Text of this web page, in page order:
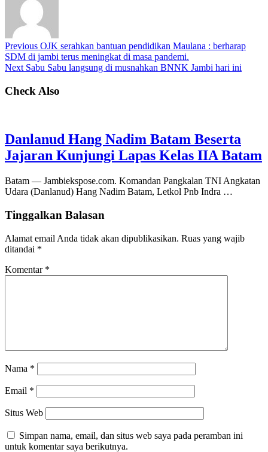
Previous OJK serahkan bantuan pendidikan Maulana : berharap
SDM di jambi terus meningkat di masa pandemi.
Next Sabu Sabu langsung di musnahkan BNNK Jambi hari ini
Check Also
Danlanud Hang Nadim Batam Beserta
Jajaran Kunjungi Lapas Kelas IIA Batam
Batam — Jambiekspose.com. Komandan Pangkalan TNI Angkatan
Udara (Danlanud) Hang Nadim Batam, Letkol Pnb Indra …
Tinggalkan Balasan
Alamat email Anda tidak akan dipublikasikan. Ruas yang wajib
ditandai *
Komentar *
Nama *
Email *
Situs Web
Simpan nama, email, dan situs web saya pada peramban ini
untuk komentar saya berikutnya.